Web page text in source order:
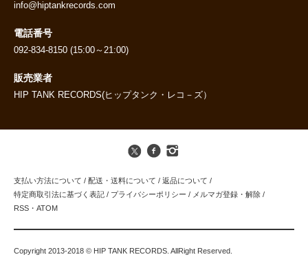
info@hiptankrecords.com
電話番号
092-834-8150 (15:00～21:00)
販売業者
HIP TANK RECORDS(ヒップタンク・レコ－ズ）
支払い方法について / 配送・送料について / 返品について /
特定商取引法に基づく表記 / プライバシーポリシー / メルマガ登録・解除 /
RSS ・ ATOM
Copyright 2013-2018 © HIP TANK RECORDS. AllRight Reserved.